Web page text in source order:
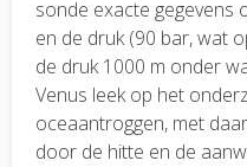
sonde exacte gegevens
en de druk (90 bar, wat
de druk 1000 m onder
Venus leek op het
oceaantroggen, met
door de hitte en de